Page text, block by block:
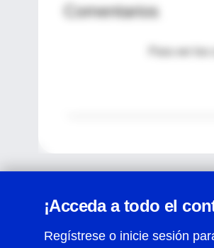
Comentarios
Para ver
¡Acceda a todo el
Regístrese o inicie sesión